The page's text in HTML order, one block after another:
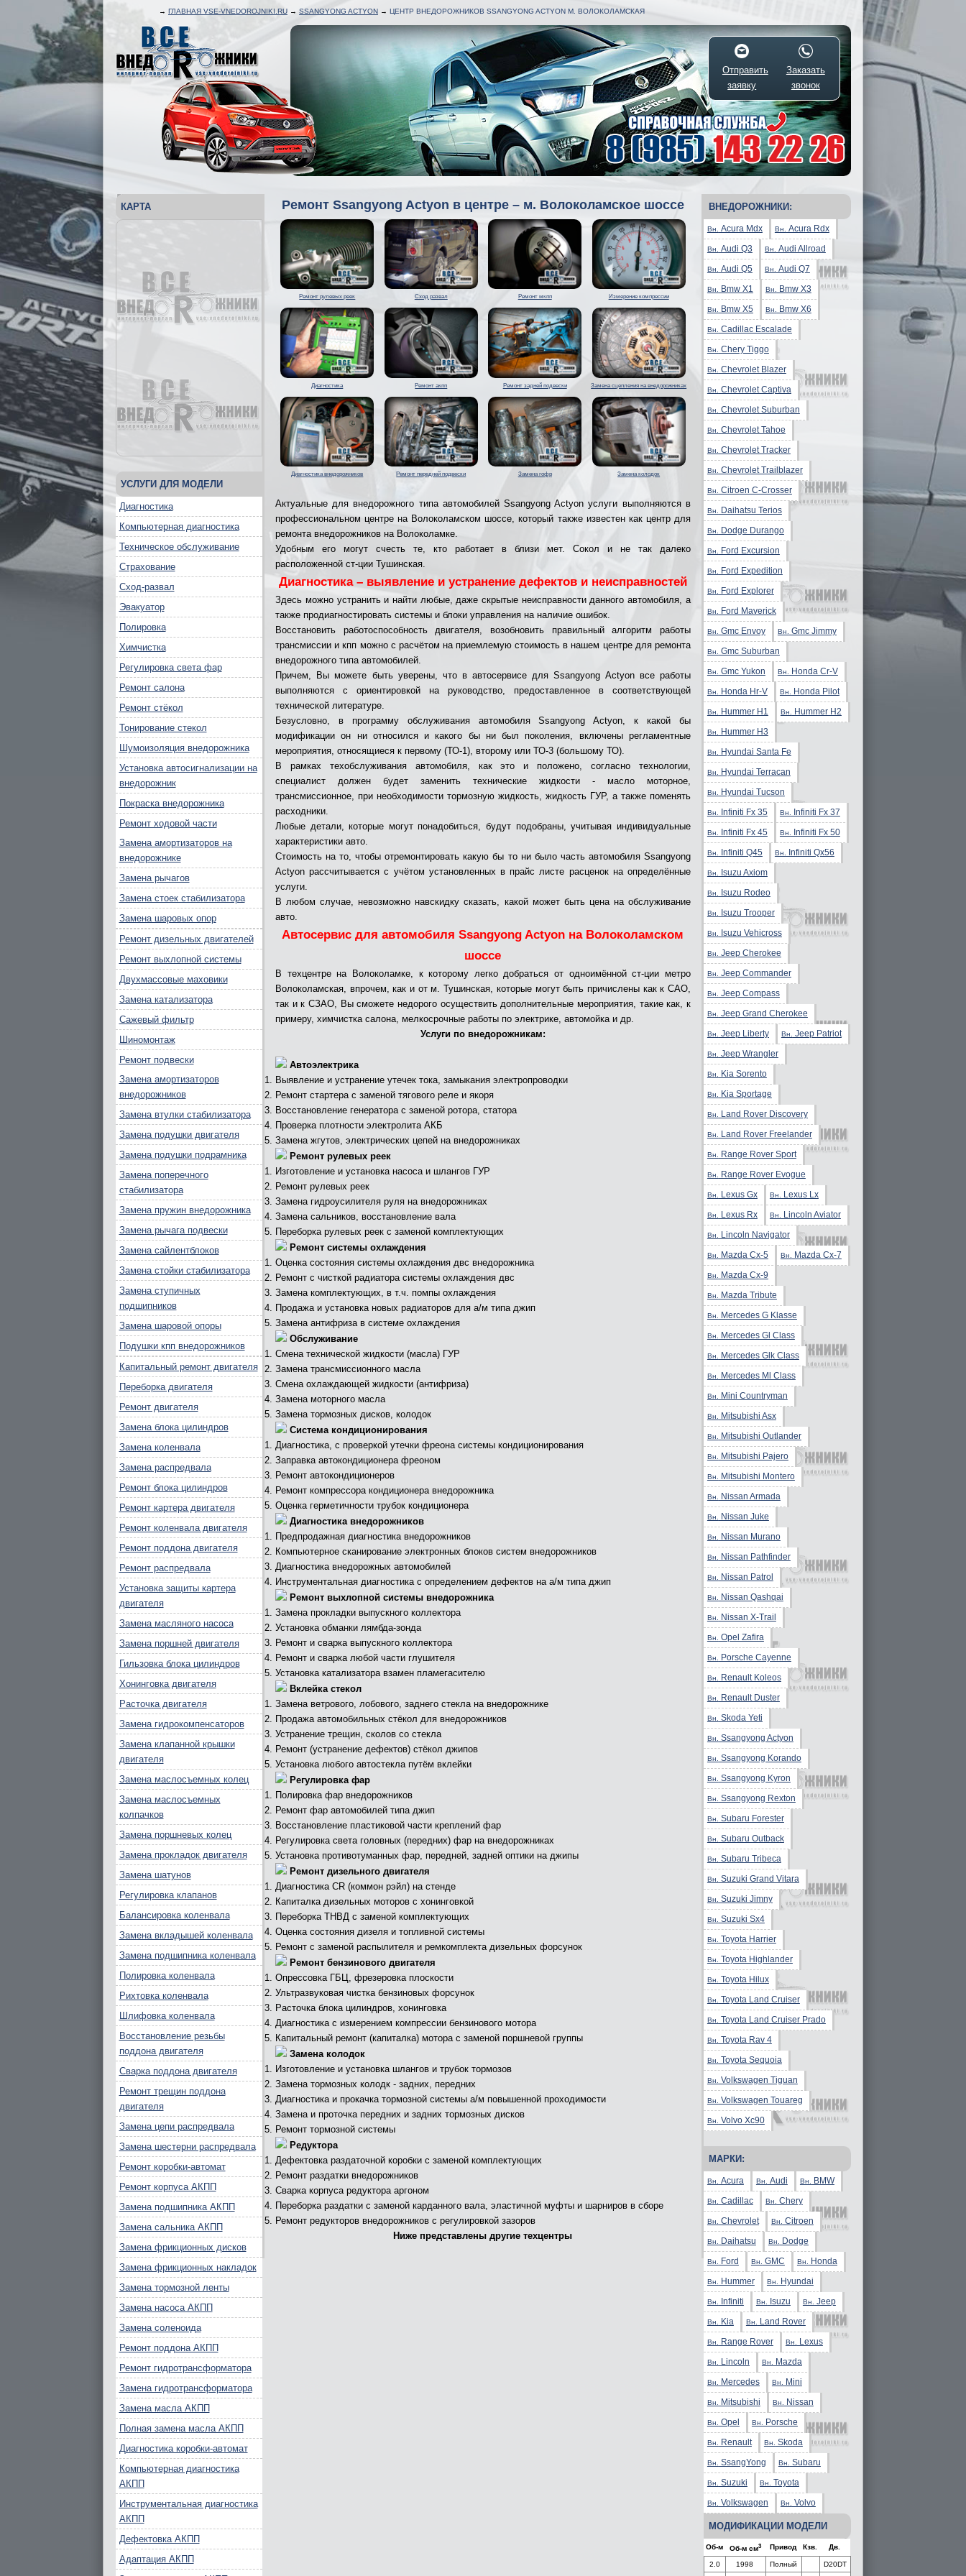
→ ГЛАВНАЯ VSE-VNEDOROJNIKI.RU → SSANGYONG ACTYON → ЦЕНТР ВНЕДОРОЖНИКОВ SSANGYONG ACTYON М. ВОЛОКОЛАМСКАЯ
Отправить
заявку
Заказать
звонок
Ремонт Ssangyong Actyon в центре – м. Волоколамское шоссе
Ремонт рулевых реек Сход развал Ремонт мкпп Измерение компрессии
Диагностика Ремонт акпп Ремонт задней подвески Замена сцепления на внедорожниках
Диагностика внедорожников Ремонт передней подвески Замена гофр Замена колодок
Актуальные для внедорожного типа автомобилей Ssangyong Actyon услуги выполняются в
профессиональном центре на Волоколамском шоссе, который также известен как центр для
ремонта внедорожников на Волоколамке.
Удобным его могут счесть те, кто работает в близи мет. Сокол и не так далеко
расположенной ст-ции Тушинская.
Диагностика – выявление и устранение дефектов и неисправностей
Здесь можно устранить и найти любые, даже скрытые неисправности данного автомобиля, а
также продиагностировать системы и блоки управления на наличие ошибок.
Восстановить работоспособность двигателя, возобновить правильный алгоритм работы
трансмиссии и кпп можно с расчётом на приемлемую стоимость в нашем центре для ремонта
внедорожного типа автомобилей.
Причем, Вы можете быть уверены, что в автосервисе для Ssangyong Actyon все работы
выполняются с ориентировкой на руководство, предоставленное в соответствующей
технической литературе.
Безусловно, в программу обслуживания автомобиля Ssangyong Actyon, к какой бы
модификации он ни относился и какого бы ни был поколения, включены регламентные
мероприятия, относящиеся к первому (ТО-1), второму или ТО-3 (большому ТО).
В рамках техобслуживания автомобиля, как это и положено, согласно технологии,
специалист должен будет заменить технические жидкости - масло моторное,
трансмиссионное, при необходимости тормозную жидкость, жидкость ГУР, а также поменять
расходники.
Любые детали, которые могут понадобиться, будут подобраны, учитывая индивидуальные
характеристики авто.
Стоимость на то, чтобы отремонтировать какую бы то ни было часть автомобиля Ssangyong
Actyon рассчитывается с учётом установленных в прайс листе расценок на определённые
услуги.
В любом случае, невозможно навскидку сказать, какой может быть цена на обслуживание
авто.
Автосервис для автомобиля Ssangyong Actyon на Волоколамском
шоссе
В техцентре на Волоколамке, к которому легко добраться от одноимённой ст-ции метро
Волоколамская, впрочем, как и от м. Тушинская, которые могут быть причислены как к САО,
так и к СЗАО, Вы сможете недорого осуществить дополнительные мероприятия, такие как, к
примеру, химчистка салона, мелкосрочные работы по электрике, автомойка и др.
Услуги по внедорожникам:
Автоэлектрика
Выявление и устранение утечек тока, замыкания электропроводки
Ремонт стартера с заменой тягового реле и якоря
Восстановление генератора с заменой ротора, статора
Проверка плотности электролита АКБ
Замена жгутов, электрических цепей на внедорожниках
Ремонт рулевых реек
Изготовление и установка насоса и шлангов ГУР
Ремонт рулевых реек
Замена гидроусилителя руля на внедорожниках
Замена сальников, восстановление вала
Переборка рулевых реек с заменой комплектующих
Ремонт системы охлаждения
Оценка состояния системы охлаждения двс внедорожника
Ремонт с чисткой радиатора системы охлаждения двс
Замена комплектующих, в т.ч. помпы охлаждения
Продажа и установка новых радиаторов для а/м типа джип
Замена антифриза в системе охлаждения
Обслуживание
Смена технической жидкости (масла) ГУР
Замена трансмиссионного масла
Смена охлаждающей жидкости (антифриза)
Замена моторного масла
Замена тормозных дисков, колодок
Система кондиционирования
Диагностика, с проверкой утечки фреона системы кондиционирования
Заправка автокондиционера фреоном
Ремонт автокондиционеров
Ремонт компрессора кондиционера внедорожника
Оценка герметичности трубок кондиционера
Диагностика внедорожников
Предпродажная диагностика внедорожников
Компьютерное сканирование электронных блоков систем внедорожников
Диагностика внедорожных автомобилей
Инструментальная диагностика с определением дефектов на а/м типа джип
Ремонт выхлопной системы внедорожника
Замена прокладки выпускного коллектора
Установка обманки лямбда-зонда
Ремонт и сварка выпускного коллектора
Ремонт и сварка любой части глушителя
Установка катализатора взамен пламегасителю
Вклейка стекол
Замена ветрового, лобового, заднего стекла на внедорожнике
Продажа автомобильных стёкол для внедорожников
Устранение трещин, сколов со стекла
Ремонт (устранение дефектов) стёкол джипов
Установка любого автостекла путём вклейки
Регулировка фар
Полировка фар внедорожников
Ремонт фар автомобилей типа джип
Восстановление пластиковой части креплений фар
Регулировка света головных (передних) фар на внедорожниках
Установка противотуманных фар, передней, задней оптики на джипы
Ремонт дизельного двигателя
Диагностика СR (коммон рэйл) на стенде
Капиталка дизельных моторов с хонинговкой
Переборка ТНВД с заменой комплектующих
Оценка состояния дизеля и топливной системы
Ремонт с заменой распылителя и ремкомплекта дизельных форсунок
Ремонт бензинового двигателя
Опрессовка ГБЦ, фрезеровка плоскости
Ультразвуковая чистка бензиновых форсунок
Расточка блока цилиндров, хонинговка
Диагностика с измерением компрессии бензинового мотора
Капитальный ремонт (капиталка) мотора с заменой поршневой группы
Замена колодок
Изготовление и установка шлангов и трубок тормозов
Замена тормозных колодк - задних, передних
Диагностика и прокачка тормозной системы а/м повышенной проходимости
Замена и проточка передних и задних тормозных дисков
Ремонт тормозной системы
Редуктора
Дефектовка раздаточной коробки с заменой комплектующих
Ремонт раздатки внедорожников
Сварка корпуса редуктора аргоном
Переборка раздатки с заменой карданного вала, эластичной муфты и шарниров в сборе
Ремонт редукторов внедорожников с регулировкой зазоров
Ниже представлены другие техцентры
КАРТА
УСЛУГИ ДЛЯ МОДЕЛИ
Диагностика
Компьютерная диагностика
Техническое обслуживание
Страхование
Сход-развал
Эвакуатор
Полировка
Химчистка
Регулировка света фар
Ремонт салона
Ремонт стёкол
Тонирование стекол
Шумоизоляция внедорожника
Установка автосигнализации на
внедорожник
Покраска внедорожника
Ремонт ходовой части
Замена амортизаторов на
внедорожнике
Замена рычагов
Замена стоек стабилизатора
Замена шаровых опор
Ремонт дизельных двигателей
Ремонт выхлопной системы
Двухмассовые маховики
Замена катализатора
Сажевый фильтр
Шиномонтаж
Ремонт подвески
Замена амортизаторов
внедорожников
Замена втулки стабилизатора
Замена подушки двигателя
Замена подушки подрамника
Замена поперечного
стабилизатора
Замена пружин внедорожника
Замена рычага подвески
Замена сайлентблоков
Замена стойки стабилизатора
Замена ступичных
подшипников
Замена шаровой опоры
Подушки кпп внедорожников
Капитальный ремонт двигателя
Переборка двигателя
Ремонт двигателя
Замена блока цилиндров
Замена коленвала
Замена распредвала
Ремонт блока цилиндров
Ремонт картера двигателя
Ремонт коленвала двигателя
Ремонт поддона двигателя
Ремонт распредвала
Установка защиты картера
двигателя
Замена масляного насоса
Замена поршней двигателя
Гильзовка блока цилиндров
Хонинговка двигателя
Расточка двигателя
Замена гидрокомпенсаторов
Замена клапанной крышки
двигателя
Замена маслосъемных колец
Замена маслосъемных
колпачков
Замена поршневых колец
Замена прокладок двигателя
Замена шатунов
Регулировка клапанов
Балансировка коленвала
Замена вкладышей коленвала
Замена подшипника коленвала
Полировка коленвала
Рихтовка коленвала
Шлифовка коленвала
Восстановление резьбы
поддона двигателя
Сварка поддона двигателя
Ремонт трещин поддона
двигателя
Замена цепи распредвала
Замена шестерни распредвала
Ремонт коробки-автомат
Ремонт корпуса АКПП
Замена подшипника АКПП
Замена сальника АКПП
Замена фрикционных дисков
Замена фрикционных накладок
Замена тормозной ленты
Замена насоса АКПП
Замена соленоида
Ремонт поддона АКПП
Ремонт гидротрансформатора
Замена гидротрансформатора
Замена масла АКПП
Полная замена масла АКПП
Диагностика коробки-автомат
Компьютерная диагностика
АКПП
Инструментальная диагностика
АКПП
Дефектовка АКПП
Адаптация АКПП
ВНЕДОРОЖНИКИ:
Вн. Acura Mdx Вн. Acura Rdx
Вн. Audi Q3 Вн. Audi Allroad
Вн. Audi Q5 Вн. Audi Q7
Вн. Bmw X1 Вн. Bmw X3
Вн. Bmw X5 Вн. Bmw X6
Вн. Cadillac Escalade
Вн. Chery Tiggo
Вн. Chevrolet Blazer
Вн. Chevrolet Captiva
Вн. Chevrolet Suburban
Вн. Chevrolet Tahoe
Вн. Chevrolet Tracker
Вн. Chevrolet Trailblazer
Вн. Citroen C-Crosser
Вн. Daihatsu Terios
Вн. Dodge Durango
Вн. Ford Excursion
Вн. Ford Expedition
Вн. Ford Explorer
Вн. Ford Maverick
Вн. Gmc Envoy Вн. Gmc Jimmy
Вн. Gmc Suburban
Вн. Gmc Yukon Вн. Honda Cr-V
Вн. Honda Hr-V Вн. Honda Pilot
Вн. Hummer H1 Вн. Hummer H2
Вн. Hummer H3
Вн. Hyundai Santa Fe
Вн. Hyundai Terracan
Вн. Hyundai Tucson
Вн. Infiniti Fx 35 Вн. Infiniti Fx 37
Вн. Infiniti Fx 45 Вн. Infiniti Fx 50
Вн. Infiniti Q45 Вн. Infiniti Qx56
Вн. Isuzu Axiom
Вн. Isuzu Rodeo
Вн. Isuzu Trooper
Вн. Isuzu Vehicross
Вн. Jeep Cherokee
Вн. Jeep Commander
Вн. Jeep Compass
Вн. Jeep Grand Cherokee
Вн. Jeep Liberty Вн. Jeep Patriot
Вн. Jeep Wrangler
Вн. Kia Sorento
Вн. Kia Sportage
Вн. Land Rover Discovery
Вн. Land Rover Freelander
Вн. Range Rover Sport
Вн. Range Rover Evogue
Вн. Lexus Gx Вн. Lexus Lx
Вн. Lexus Rx Вн. Lincoln Aviator
Вн. Lincoln Navigator
Вн. Mazda Cx-5 Вн. Mazda Cx-7
Вн. Mazda Cx-9
Вн. Mazda Tribute
Вн. Mercedes G Klasse
Вн. Mercedes Gl Class
Вн. Mercedes Glk Class
Вн. Mercedes Ml Class
Вн. Mini Countryman
Вн. Mitsubishi Asx
Вн. Mitsubishi Outlander
Вн. Mitsubishi Pajero
Вн. Mitsubishi Montero
Вн. Nissan Armada
Вн. Nissan Juke
Вн. Nissan Murano
Вн. Nissan Pathfinder
Вн. Nissan Patrol
Вн. Nissan Qashqai
Вн. Nissan X-Trail
Вн. Opel Zafira
Вн. Porsche Cayenne
Вн. Renault Koleos
Вн. Renault Duster
Вн. Skoda Yeti
Вн. Ssangyong Actyon
Вн. Ssangyong Korando
Вн. Ssangyong Kyron
Вн. Ssangyong Rexton
Вн. Subaru Forester
Вн. Subaru Outback
Вн. Subaru Tribeca
Вн. Suzuki Grand Vitara
Вн. Suzuki Jimny
Вн. Suzuki Sx4
Вн. Toyota Harrier
Вн. Toyota Highlander
Вн. Toyota Hilux
Вн. Toyota Land Cruiser
Вн. Toyota Land Cruiser Prado
Вн. Toyota Rav 4
Вн. Toyota Sequoia
Вн. Volkswagen Tiguan
Вн. Volkswagen Touareg
Вн. Volvo Xc90
МАРКИ:
Вн. Acura Вн. Audi Вн. BMW
Вн. Cadillac Вн. Chery
Вн. Chevrolet Вн. Citroen
Вн. Daihatsu Вн. Dodge
Вн. Ford Вн. GMC Вн. Honda
Вн. Hummer Вн. Hyundai
Вн. Infiniti Вн. Isuzu Вн. Jeep
Вн. Kia Вн. Land Rover
Вн. Range Rover Вн. Lexus
Вн. Lincoln Вн. Mazda
Вн. Mercedes Вн. Mini
Вн. Mitsubishi Вн. Nissan
Вн. Opel Вн. Porsche
Вн. Renault Вн. Skoda
Вн. SsangYong Вн. Subaru
Вн. Suzuki Вн. Toyota
Вн. Volkswagen Вн. Volvo
МОДИФИКАЦИИ МОДЕЛИ
Об-м Об-м см3 Привод Кзв. Дв.
2.0 1998 Полный D20DT